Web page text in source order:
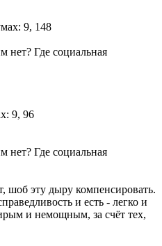
нет? Где социальная
нет? Где социальная
шоб эту дыру компенсировать.
и есть - легко и
и немощным, за счёт тех,